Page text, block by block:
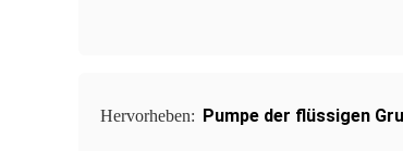
Hervorheben: Pumpe der flüssigen